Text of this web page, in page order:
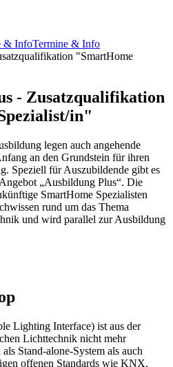
& InfoTermine & Info
- Zusatzqualifikation
in"
legen auch angehende
an den Grundstein für ihren
Speziell für Auszubildende gibt es
„Ausbildung Plus“. Die
SmartHome Spezialisten
rund um das Thema
und wird parallel zur Ausbildung
Lighting Interface) ist aus der
Lichttechnik nicht mehr
Stand-alone-System als auch
offenen Standards wie KNX.